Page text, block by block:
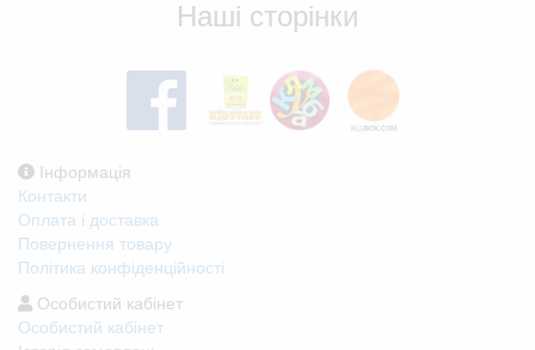
Наші сторінки
Інформація
Контакти
Оплата і доставка
Повернення товару
Політика конфіденційності
Особистий кабінет
Особистий кабінет